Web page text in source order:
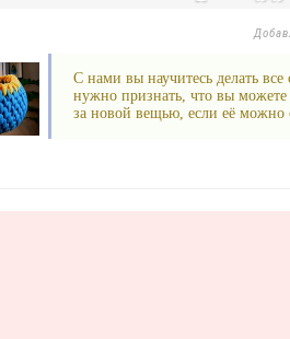
С нами вы научитесь делать
нужно признать, что вы можете
за новой вещью, если её можно